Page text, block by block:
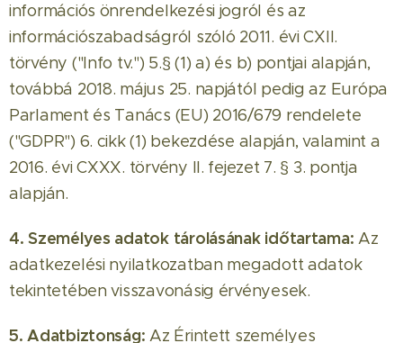
információs önrendelkezési jogról és az
információszabadságról szóló 2011. évi CXII.
törvény ("Info tv.") 5.§ (1) a) és b) pontjai alapján,
továbbá 2018. május 25. napjától pedig az Európa
Parlament és Tanács (EU) 2016/679 rendelete
("GDPR") 6. cikk (1) bekezdése alapján, valamint a
2016. évi CXXX. törvény II. fejezet 7. § 3. pontja
alapján.
4. Személyes adatok tárolásának időtartama: Az
adatkezelési nyilatkozatban megadott adatok
tekintetében visszavonásig érvényesek.
5. Adatbiztonság: Az Érintett személyes